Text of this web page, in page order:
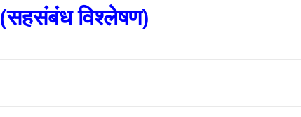
(सहसंबंध विश्लेषण)